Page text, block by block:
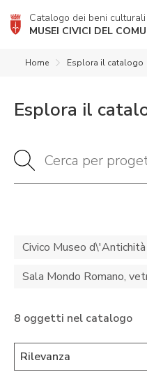
Catalogo dei beni culturali
MUSEI CIVICI DEL
Home Esplora il catalogo
Esplora il
Civico Museo d\'Antichità
Sala Mondo Romano,
8 oggetti nel catalogo